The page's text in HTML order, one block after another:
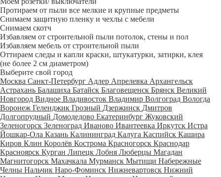
Протираем от пыли все мелкие и крупные предметы
Снимаем защитную пленку и чехлы с мебели
Снимаем скотч
Избавляем от строительной пыли потолок, стены и пол
Избавляем мебель от строительной пыли
Оттираем следы и капли краски, штукатурки, затирки, клея
(не более 2 см диаметром)
Выберите свой город
Москва Санкт-Петербург Адлер Апрелевка Архангельск
Астрахань Балашиха Батайск Благовещенск Брянск Великий
Новгород Видное Владивосток Владимир Волгоград Вологда
Воронеж Геленджик Грозный Дзержинск Дмитров
Долгопрудный Домодедово Екатеринбург Жуковский
Зеленогорск Зеленоград Иваново Ивантеевка Иркутск Истра
Йошкар-Ола Казань Калининград Калуга Каспийск Кашира
Киров Клин Королёв Кострома Красногорск Краснодар
Красноярск Курган Липецк Лобня Люберцы Магадан
Магнитогорск Махачкала Мурманск Мытищи Набережные
Челны Нальчик Наро-Фоминск Нижневартовск Нижний